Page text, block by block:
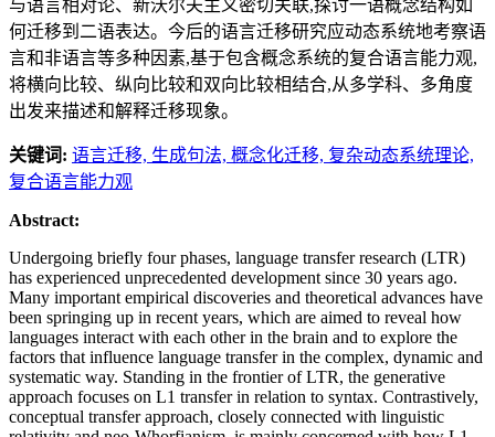
与语言相对论、新沃尔夫主义密切关联,探讨一语概念结构如
何迁移到二语表达。今后的语言迁移研究应动态系统地考察语
言和非语言等多种因素,基于包含概念系统的复合语言能力观,
将横向比较、纵向比较和双向比较相结合,从多学科、多角度
出发来描述和解释迁移现象。
关键词: 语言迁移, 生成句法, 概念化迁移, 复杂动态系统理论,
复合语言能力观
Abstract:
Undergoing briefly four phases, language transfer research (LTR)
has experienced unprecedented development since 30 years ago.
Many important empirical discoveries and theoretical advances have
been springing up in recent years, which are aimed to reveal how
languages interact with each other in the brain and to explore the
factors that influence language transfer in the complex, dynamic and
systematic way. Standing in the frontier of LTR, the generative
approach focuses on L1 transfer in relation to syntax. Contrastively,
conceptual transfer approach, closely connected with linguistic